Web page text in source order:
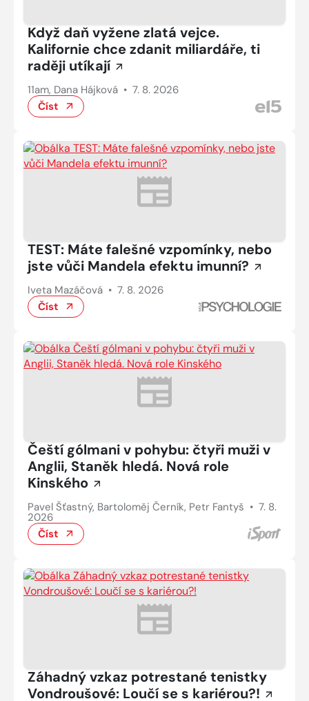
Když daň vyžene zlatá vejce.
Kalifornie chce zdanit miliardáře, ti
raději utíkají
11am, Dana Hájková • 7. 8. 2026
Číst
TEST: Máte falešné vzpomínky, nebo
jste vůči Mandela efektu imunní?
Iveta Mazáčová • 7. 8. 2026
Číst
Čeští gólmani v pohybu: čtyři muži v
Anglii, Staněk hledá. Nová role
Kinského
Pavel Šťastný, Bartoloměj Černík, Petr Fantyš • 7. 8.
2026
Číst
Záhadný vzkaz potrestané tenistky
Vondroušové: Loučí se s kariérou?!